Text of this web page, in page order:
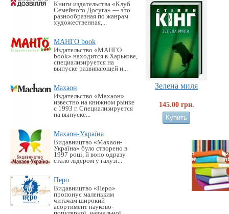
Книги издательства «Клуб
Семейного Досуга» — это
разнообразная по жанрам
художественная,...
МАНГО book
Издательство «MАНГО
book» находится в Харькове,
специализируется на
выпуске развивающей и...
Махаон
Издательство «Махаон»
известно на книжном рынке
с 1993 г. Специализируется
на выпуске...
Махаон-Україна
Видавництво «Махаон-
Україна» було створено в
1997 році, й воно одразу
стало лідером у галузі...
Перо
Видавництво «Перо»
пропонує маленьким
читачам широкий
асортимент науково-
Зелена миля
145.00 грн.